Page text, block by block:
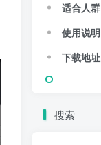
适合人群
使用说明
下载地址
搜索